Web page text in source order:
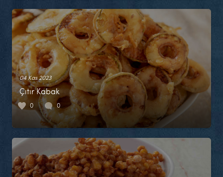
04 Kas 2023
Çıtır Kabak
0 0